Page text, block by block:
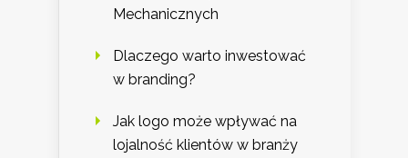
Mechanicznych
Dlaczego warto inwestować
w branding?
Jak logo może wpływać na
lojalność klientów w branży